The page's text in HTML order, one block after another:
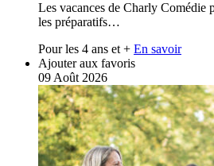
Les vacances de Charly Comédie
les préparatifs…
Pour les 4 ans et + En savoir
Ajouter aux favoris
09 Août 2026